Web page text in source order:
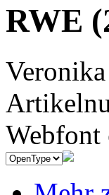
RWE
Webfont